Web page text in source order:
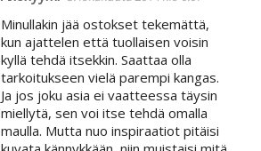
Minullakin jää ostokset tekemättä,
kun ajattelen että tuollaisen voisin
kyllä tehdä itsekkin. Saattaa olla
tarkoitukseen vielä parempi kangas.
Ja jos joku asia ei vaatteessa täysin
miellytä, sen voi itse tehdä omalla
maulla. Mutta nuo inspiraatiot pitäisi